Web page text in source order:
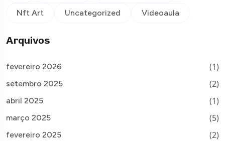
Nft Art Uncategorized Videoaula
Arquivos
fevereiro 2026 (1)
setembro 2025 (2)
abril 2025 (1)
março 2025 (5)
fevereiro 2025 (2)